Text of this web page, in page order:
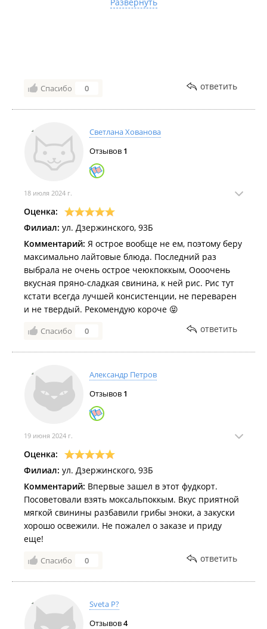
поменяли блюдо. Ужасно разочарованы..больше не
убедилась сегодня и сама)
Спасибо 0 ответить
Светлана Хованова
Отзывов 1
18 июля 2024 г.
Оценка:
Филиал: ул. Дзержинского, 93Б
Комментарий: Я острое вообще не ем, поэтому беру
максимально лайтовые блюда. Последний раз
выбрала не очень острое чеюкпоккым, Оооочень
вкусная пряно-сладкая свинина, к ней рис. Рис тут
кстати всегда лучшей консистенции, не переварен
и не твердый. Рекомендую короче 😝
Спасибо 0 ответить
Александр Петров
Отзывов 1
19 июня 2024 г.
Оценка:
Филиал: ул. Дзержинского, 93Б
Комментарий: Впервые зашел в этот фудкорт.
Посоветовали взять моксальпоккым. Вкус приятной
мягкой свинины разбавили грибы эноки, а закуски
хорошо освежили. Не пожалел о заказе и приду
еще!
Спасибо 0 ответить
Sveta P?
Отзывов4